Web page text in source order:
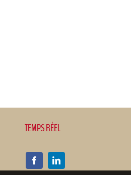
TEMPS RÉEL